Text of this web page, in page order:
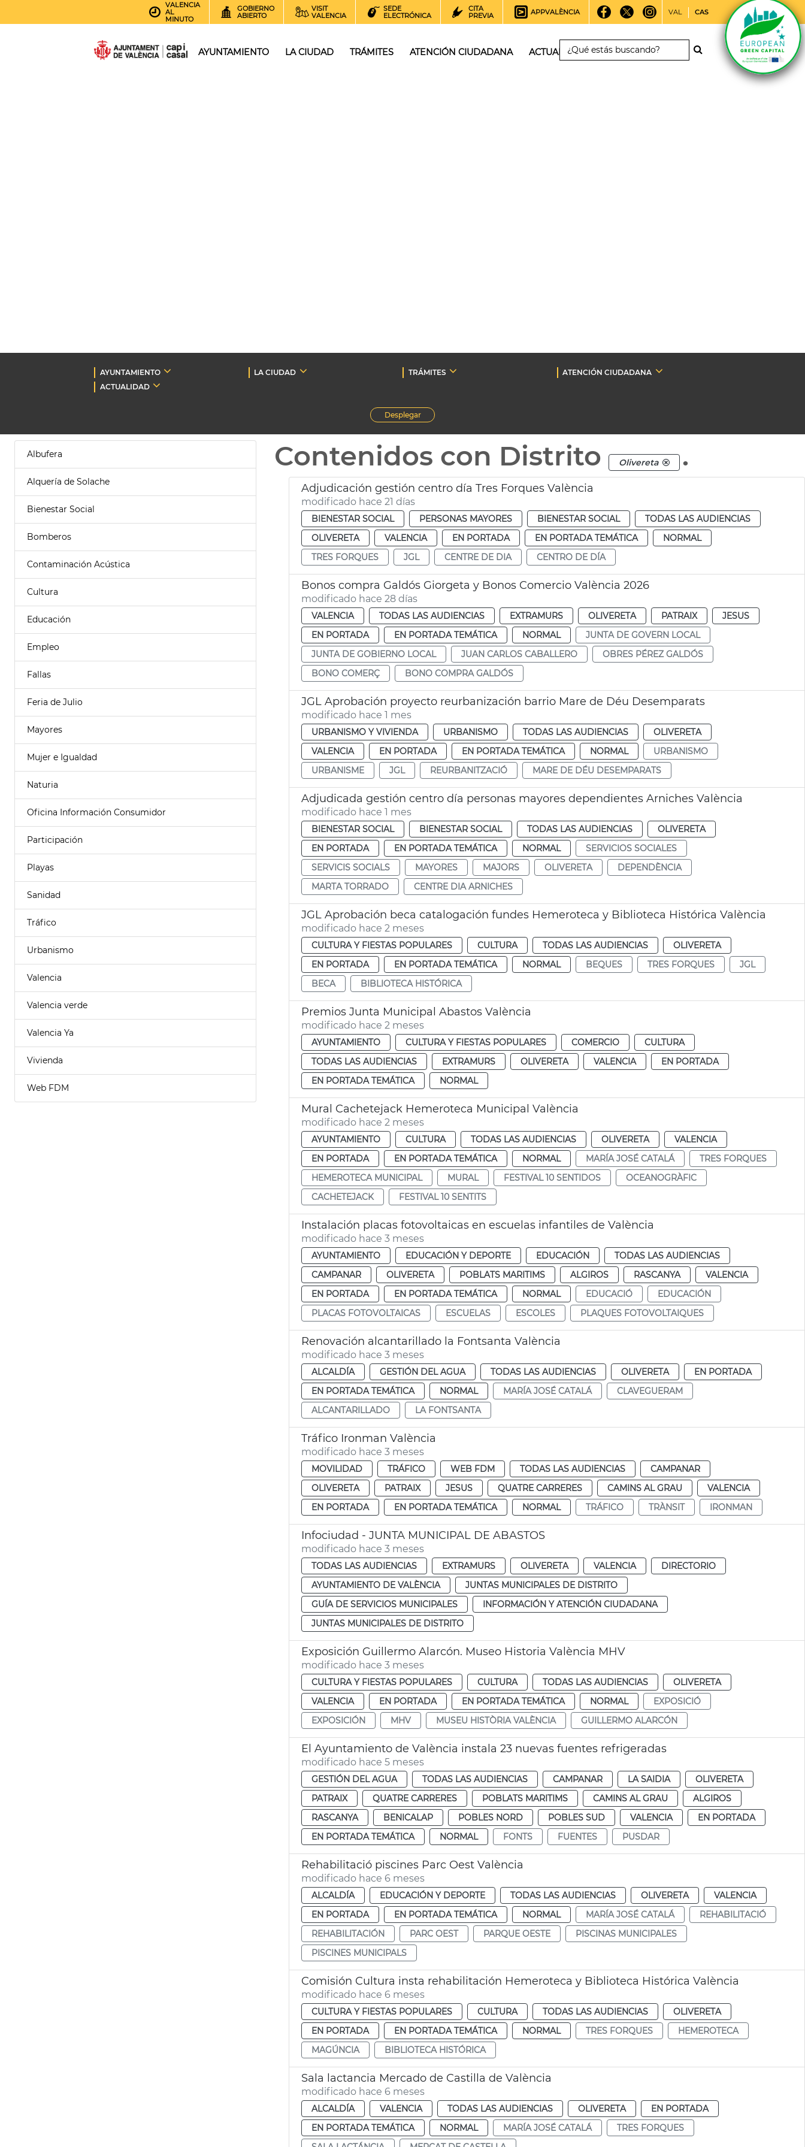
VALENCIA
AL
MINUTO
GOBIERNO
ABIERTO
VISIT
VALENCIA
SEDE
ELECTRÓNICA
CITA
PREVIA
APPVALÈNCIA VAL CAS
AYUNTAMIENTO LA CIUDAD TRÁMITES ATENCIÓN CIUDADANA ACTUALIDAD
AYUNTAMIENTO LA CIUDAD TRÁMITES
ATENCIÓN CIUDADANA
ACTUALIDAD
Desplegar
Albufera
Alquería de Solache
Bienestar Social
Bomberos
Contaminación Acústica
Cultura
Educación
Empleo
Fallas
Feria de Julio
Mayores
Mujer e Igualdad
Naturia
Oficina Información Consumidor
Participación
Playas
Sanidad
Tráfico
Urbanismo
Valencia
Valencia verde
Valencia Ya
Vivienda
Web FDM
Contenidos con Distrito Olivereta .
Adjudicación gestión centro día Tres Forques València
modificado hace 21 días
BIENESTAR SOCIAL PERSONAS MAYORES BIENESTAR SOCIAL
TODAS LAS AUDIENCIAS
OLIVERETA
VALENCIA EN PORTADA EN PORTADA TEMÁTICA
NORMAL
TRES FORQUES
JGL CENTRE DE DIA CENTRO DE DÍA
Bonos compra Galdós Giorgeta y Bonos Comercio València 2026
modificado hace 28 días
VALENCIA TODAS LAS AUDIENCIAS EXTRAMURS OLIVERETA PATRAIX
JESUS
EN PORTADA
EN PORTADA TEMÁTICA NORMAL
JUNTA DE GOVERN LOCAL
JUNTA DE GOBIERNO LOCAL
JUAN CARLOS CABALLERO
OBRES PÉREZ GALDÓS
BONO COMERÇ
BONO COMPRA GALDÓS
JGL Aprobación proyecto reurbanización barrio Mare de Déu Desemparats
modificado hace 1 mes
URBANISMO Y VIVIENDA URBANISMO TODAS LAS AUDIENCIAS
OLIVERETA
VALENCIA
EN PORTADA EN PORTADA TEMÁTICA NORMAL
URBANISMO
URBANISME
JGL REURBANITZACIÓ MARE DE DÉU DESEMPARATS
Adjudicada gestión centro día personas mayores dependientes Arniches València
modificado hace 1 mes
BIENESTAR SOCIAL BIENESTAR SOCIAL TODAS LAS AUDIENCIAS
OLIVERETA
EN PORTADA
EN PORTADA TEMÁTICA NORMAL
SERVICIOS SOCIALES
SERVICIS SOCIALS
MAYORES MAJORS OLIVERETA
DEPENDÈNCIA
MARTA TORRADO
CENTRE DIA ARNICHES
JGL Aprobación beca catalogación fundes Hemeroteca y Biblioteca Histórica València
modificado hace 2 meses
CULTURA Y FIESTAS POPULARES CULTURA TODAS LAS AUDIENCIAS
OLIVERETA
EN PORTADA
EN PORTADA TEMÁTICA NORMAL BEQUES TRES FORQUES
JGL
BECA
BIBLIOTECA HISTÓRICA
Premios Junta Municipal Abastos València
modificado hace 2 meses
AYUNTAMIENTO CULTURA Y FIESTAS POPULARES COMERCIO
CULTURA
TODAS LAS AUDIENCIAS
EXTRAMURS OLIVERETA VALENCIA
EN PORTADA
EN PORTADA TEMÁTICA
NORMAL
Mural Cachetejack Hemeroteca Municipal València
modificado hace 2 meses
AYUNTAMIENTO CULTURA TODAS LAS AUDIENCIAS OLIVERETA
VALENCIA
EN PORTADA
EN PORTADA TEMÁTICA NORMAL MARÍA JOSÉ CATALÁ
TRES FORQUES
HEMEROTECA MUNICIPAL
MURAL FESTIVAL 10 SENTIDOS
OCEANOGRÀFIC
CACHETEJACK
FESTIVAL 10 SENTITS
Instalación placas fotovoltaicas en escuelas infantiles de València
modificado hace 3 meses
AYUNTAMIENTO EDUCACIÓN Y DEPORTE EDUCACIÓN
TODAS LAS AUDIENCIAS
CAMPANAR
OLIVERETA POBLATS MARITIMS ALGIROS RASCANYA
VALENCIA
EN PORTADA
EN PORTADA TEMÁTICA NORMAL EDUCACIÓ
EDUCACIÓN
PLACAS FOTOVOLTAICAS
ESCUELAS ESCOLES PLAQUES FOTOVOLTAIQUES
Renovación alcantarillado la Fontsanta València
modificado hace 3 meses
ALCALDÍA GESTIÓN DEL AGUA TODAS LAS AUDIENCIAS OLIVERETA
EN PORTADA
EN PORTADA TEMÁTICA
NORMAL MARÍA JOSÉ CATALÁ
CLAVEGUERAM
ALCANTARILLADO
LA FONTSANTA
Tráfico Ironman València
modificado hace 3 meses
MOVILIDAD TRÁFICO WEB FDM TODAS LAS AUDIENCIAS
CAMPANAR
OLIVERETA
PATRAIX JESUS QUATRE CARRERES CAMINS AL GRAU
VALENCIA
EN PORTADA
EN PORTADA TEMÁTICA NORMAL TRÁFICO TRÀNSIT IRONMAN
Infociudad - JUNTA MUNICIPAL DE ABASTOS
modificado hace 3 meses
TODAS LAS AUDIENCIAS EXTRAMURS OLIVERETA VALENCIA
DIRECTORIO
AYUNTAMIENTO DE VALÈNCIA
JUNTAS MUNICIPALES DE DISTRITO
GUÍA DE SERVICIOS MUNICIPALES
INFORMACIÓN Y ATENCIÓN CIUDADANA
JUNTAS MUNICIPALES DE DISTRITO
Exposición Guillermo Alarcón. Museo Historia València MHV
modificado hace 3 meses
CULTURA Y FIESTAS POPULARES CULTURA TODAS LAS AUDIENCIAS
OLIVERETA
VALENCIA
EN PORTADA EN PORTADA TEMÁTICA NORMAL
EXPOSICIÓ
EXPOSICIÓN
MHV MUSEU HISTÒRIA VALÈNCIA GUILLERMO ALARCÓN
El Ayuntamiento de València instala 23 nuevas fuentes refrigeradas
modificado hace 5 meses
GESTIÓN DEL AGUA TODAS LAS AUDIENCIAS CAMPANAR LA SAIDIA
OLIVERETA
PATRAIX
QUATRE CARRERES POBLATS MARITIMS CAMINS AL GRAU
ALGIROS
RASCANYA
BENICALAP POBLES NORD POBLES SUD VALENCIA
EN PORTADA
EN PORTADA TEMÁTICA
NORMAL FONTS FUENTES PUSDAR
Rehabilitació piscines Parc Oest València
modificado hace 6 meses
ALCALDÍA EDUCACIÓN Y DEPORTE TODAS LAS AUDIENCIAS OLIVERETA
VALENCIA
EN PORTADA
EN PORTADA TEMÁTICA NORMAL MARÍA JOSÉ CATALÁ
REHABILITACIÓ
REHABILITACIÓN
PARC OEST PARQUE OESTE
PISCINAS MUNICIPALES
PISCINES MUNICIPALS
Comisión Cultura insta rehabilitación Hemeroteca y Biblioteca Histórica València
modificado hace 6 meses
CULTURA Y FIESTAS POPULARES CULTURA TODAS LAS AUDIENCIAS
OLIVERETA
EN PORTADA
EN PORTADA TEMÁTICA NORMAL TRES FORQUES
HEMEROTECA
MAGÚNCIA
BIBLIOTECA HISTÓRICA
Sala lactancia Mercado de Castilla de València
modificado hace 6 meses
ALCALDÍA VALENCIA TODAS LAS AUDIENCIAS OLIVERETA
EN PORTADA
EN PORTADA TEMÁTICA
NORMAL MARÍA JOSÉ CATALÁ
TRES FORQUES